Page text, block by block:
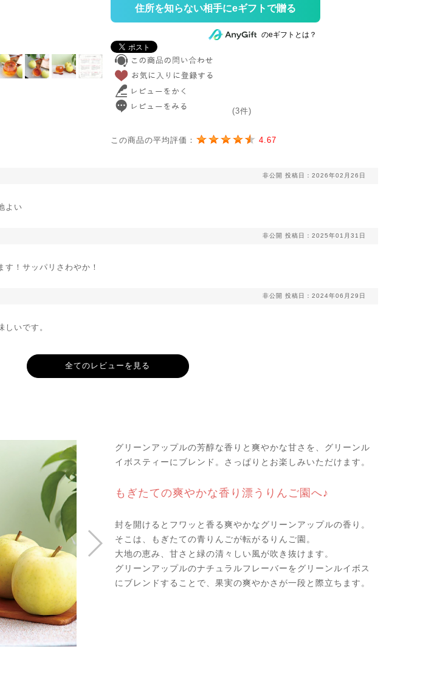
住所を知らない相手にeギフトで贈る
のeギフトとは？
(3件)
この商品の平均評価： 4.67
非公開 投稿日：2026年02月26日
よい
非公開 投稿日：2025年01月31日
！サッパリさわやか！
非公開 投稿日：2024年06月29日
いです。
全てのレビューを見る
グリーンアップルの芳醇な香りと爽やかな甘さを、グリーンル
イボスティーにブレンド。さっぱりとお楽しみいただけます。
もぎたての爽やかな香り漂うりんご園へ♪
封を開けるとフワッと香る爽やかなグリーンアップルの香り。
そこは、もぎたての青りんごが転がるりんご園。
大地の恵み、甘さと緑の清々しい風が吹き抜けます。
グリーンアップルのナチュラルフレーバーをグリーンルイボス
にブレンドすることで、果実の爽やかさが一段と際立ちます。